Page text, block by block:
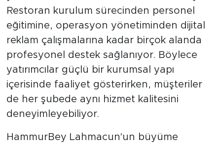
Restoran kurulum sürecinden personel
eğitimine, operasyon yönetiminden dijital
reklam çalışmalarına kadar birçok alanda
profesyonel destek sağlanıyor. Böylece
yatırımcılar güçlü bir kurumsal yapı
içerisinde faaliyet gösterirken, müşteriler
de her şubede aynı hizmet kalitesini
deneyimleyebiliyor.
HammurBey Lahmacun'un büyüme